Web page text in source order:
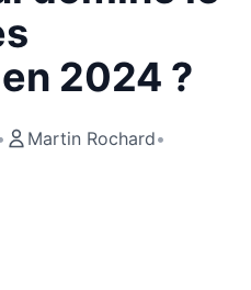
2024 ?
Martin Rochard•